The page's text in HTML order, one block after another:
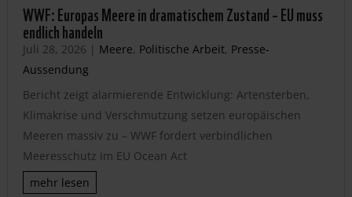
WWF: Europas Meere in dramatischem Zustand – EU muss
endlich handeln
Juli 28, 2026 | Meere, Politische Arbeit, Presse-
Aussendung
Bericht zeigt alarmierende Entwicklung: Artensterben,
Klimakrise und Verschmutzung setzen europäischen
Meeren massiv zu – WWF fordert verbindlichen
Meeresschutz im EU Ocean Act
mehr lesen